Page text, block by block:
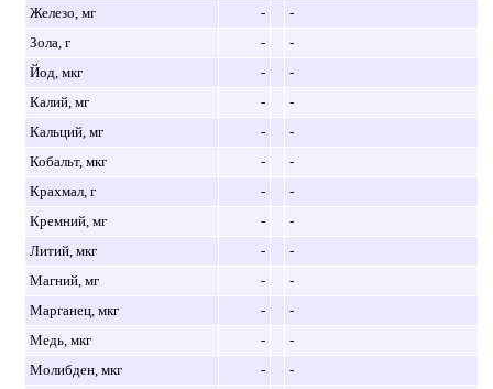
Железо, мг
-
-
Зола, г
-
-
Йод, мкг
-
-
Калий, мг
-
-
Кальций, мг
-
-
Кобальт, мкг
-
-
Крахмал, г
-
-
Кремний, мг
-
-
Литий, мкг
-
-
Магний, мг
-
-
Марганец, мкг
-
-
Медь, мкг
-
-
Молибден, мкг
-
-